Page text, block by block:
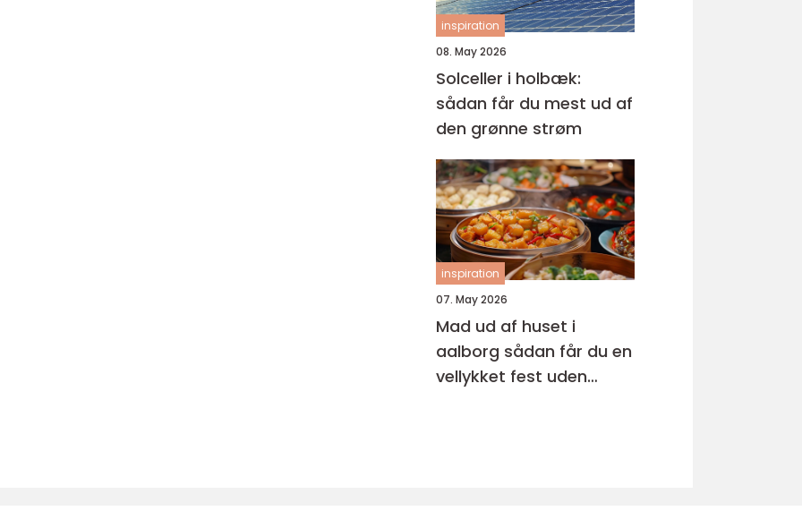
inspiration
08. May 2026
Solceller i holbæk:
sådan får du mest ud af
den grønne strøm
inspiration
07. May 2026
Mad ud af huset i
aalborg sådan får du en
vellykket fest uden